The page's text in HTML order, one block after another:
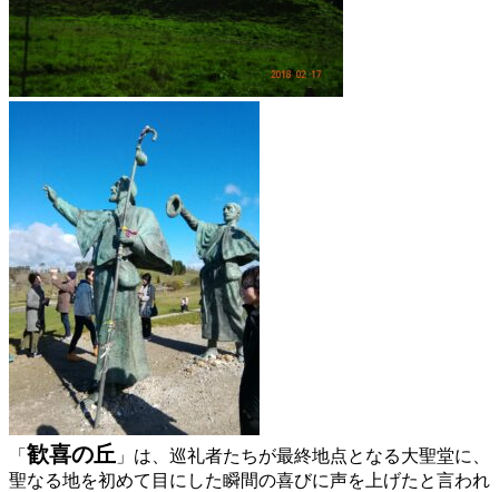
「 歓喜の丘 」は、巡礼者たちが最終地点となる大聖堂に、
聖なる地を初めて目にした瞬間の喜びに声を上げたと言われ